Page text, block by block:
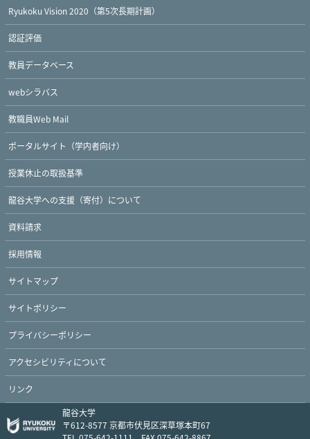
Twitter FacebookYouTube
Ryukoku Vision 2020（第5次長期計画）
認証評価
教員データベース
webシラバス
教職員Web Mail
ポータルサイト（学内者向け）
授業休止の取扱基準
龍谷大学への支援（寄付）について
資料請求
採用情報
サイトマップ
サイトポリシー
プライバシーポリシー
アクセシビリティについて
リンク
龍谷大学
〒612-8577 京都市伏見区深草塚本町67